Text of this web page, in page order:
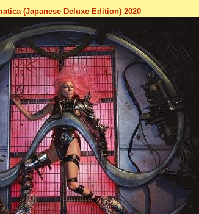
(Japanese Deluxe Edition) 2020